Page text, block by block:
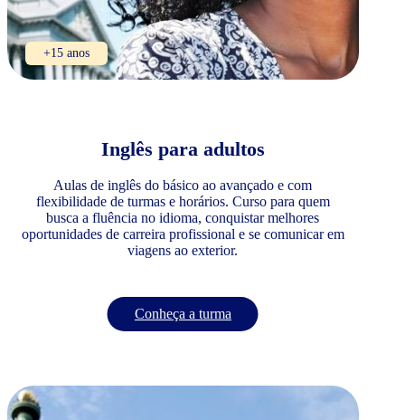
+15 anos
Inglês para adultos
Aulas de inglês do básico ao avançado e com
flexibilidade de turmas e horários. Curso para quem
busca a fluência no idioma, conquistar melhores
oportunidades de carreira profissional e se comunicar em
viagens ao exterior.
Conheça a turma